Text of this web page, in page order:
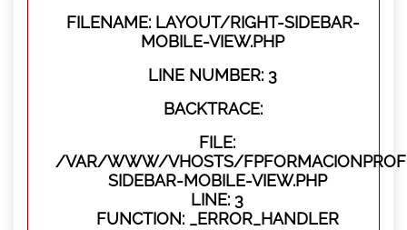
FILENAME: LAYOUT/RIGHT-SIDEBAR-
MOBILE-VIEW.PHP
LINE NUMBER: 3
BACKTRACE:
FILE:
/VAR/WWW/VHOSTS/
SIDEBAR-MOBILE-VIEW.PHP
LINE: 3
FUNCTION: _ERROR_HANDLER